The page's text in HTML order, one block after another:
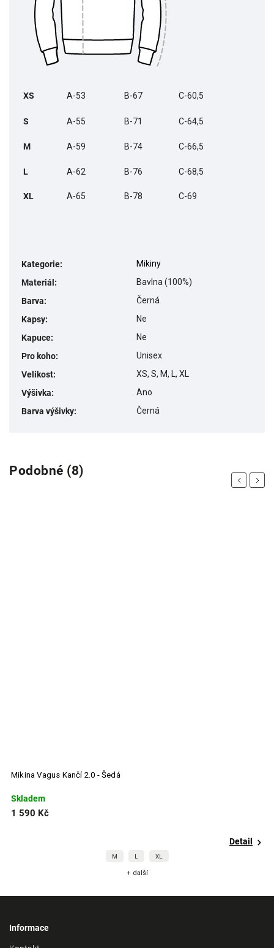
XS A-53 B-67 C-60,5
S A-55 B-71 C-64,5
M A-59 B-74 C-66,5
L A-62 B-76 C-68,5
XL A-65 B-78 C-69
Kategorie:
Mikiny
Materiál :
Bavlna (100%)
Barva:
Černá
Kapsy:
Ne
Kapuce:
Ne
Pro koho:
Unisex
Velikost:
XS, S, M, L, XL
Výšivka:
Ano
Barva výšivky: Černá
Podobné (8)
Previous
Mikina Vagus Kančí 2.0 - Šedá
Skladem
1 590 Kč
Detail
M L XL
+ další
Next
Informace